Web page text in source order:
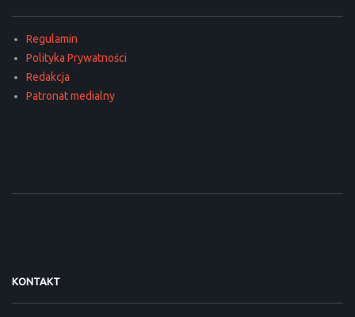
Regulamin
Polityka Prywatności
Redakcja
Patronat medialny
KONTAKT